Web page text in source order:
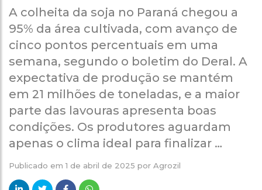
A colheita da soja no Paraná chegou a
95% da área cultivada, com avanço de
cinco pontos percentuais em uma
semana, segundo o boletim do Deral. A
expectativa de produção se mantém
em 21 milhões de toneladas, e a maior
parte das lavouras apresenta boas
condições. Os produtores aguardam
apenas o clima ideal para finalizar …
Publicado em1 de abril de 2025 por Agrozil